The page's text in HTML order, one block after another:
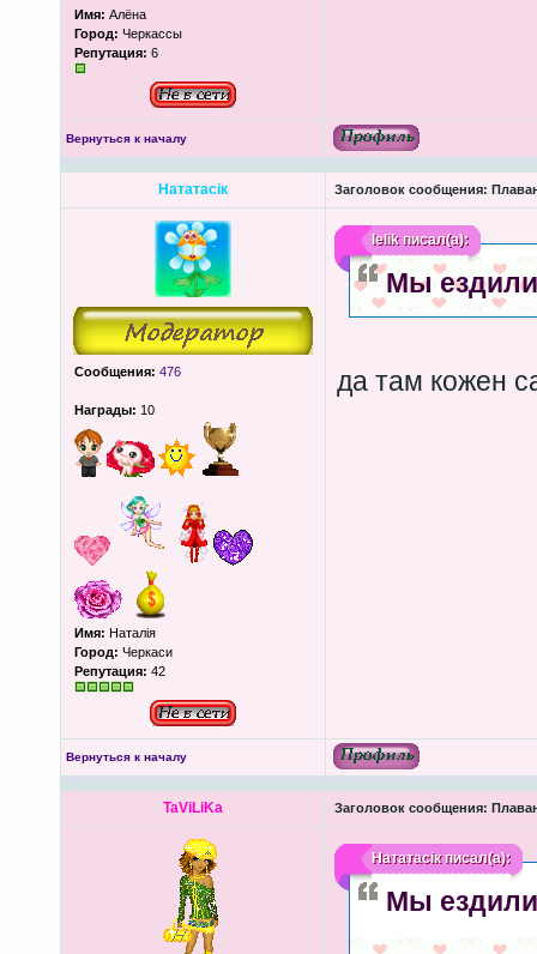
Имя: Алёна
Город: Черкассы
Репутация: 6
Вернуться к началу
Нататасік Заголовок сообщения:
Сообщения: 476
Награды: 10
Имя: Наталія
Город: Черкаси
Репутация: 42
lelikписал(а):
Мы
да там кожен
Вернуться к началу
TaViLiKa Заголовок сообщения:
Нататасікписал(а):
Мы